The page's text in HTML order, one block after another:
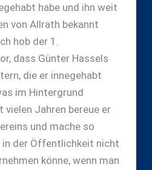
habe und ihn weit
von Allrath bekannt
hob der 1.
dass Günter Hassels
die er innegehabt
im Hintergrund
vielen Jahren bereue er
und mache so
in der Öffentlichkeit nicht
könne, wenn man